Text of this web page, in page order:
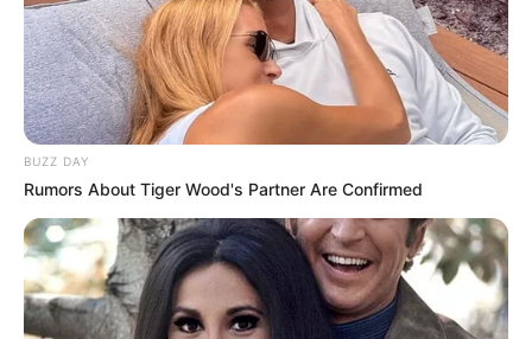
BUZZ DAY
Rumors About Tiger Wood's Partner Are Confirmed